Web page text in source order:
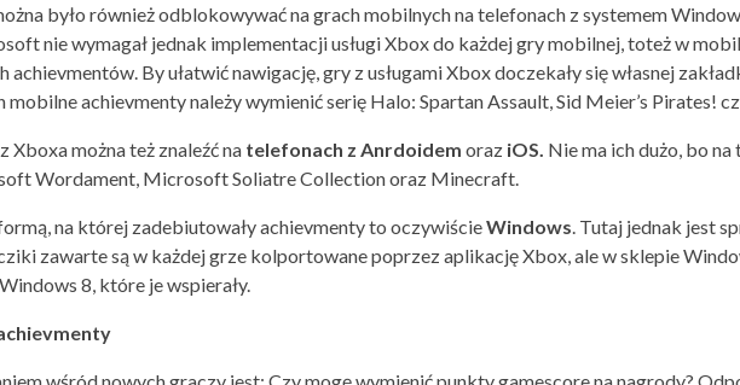
było również odblokowywać na grach mobilnych na telefonach z systemem
nie wymagał jednak implementacji usługi Xbox do każdej gry mobilnej, toteż w
achievmentów. By ułatwić nawigację, gry z usługami Xbox doczekały się własnej
mobilne achievmenty należy wymienić serię Halo: Spartan Assault, Sid Meier’s Pirates!
Xboxa można też znaleźć na telefonach z Anrdoidem oraz iOS. Nie ma ich dużo, bo
Wordament, Microsoft Soliatre Collection oraz Minecraft.
na której zadebiutowały achievmenty to oczywiścieWindows . Tutaj jednak jest
zawarte są w każdej grze kolportowane poprzez aplikację Xbox, ale w sklepie
8, które je wspierały.
wśród nowych graczy jest: Czy mogę wymienić punkty gamescore na nagrody?